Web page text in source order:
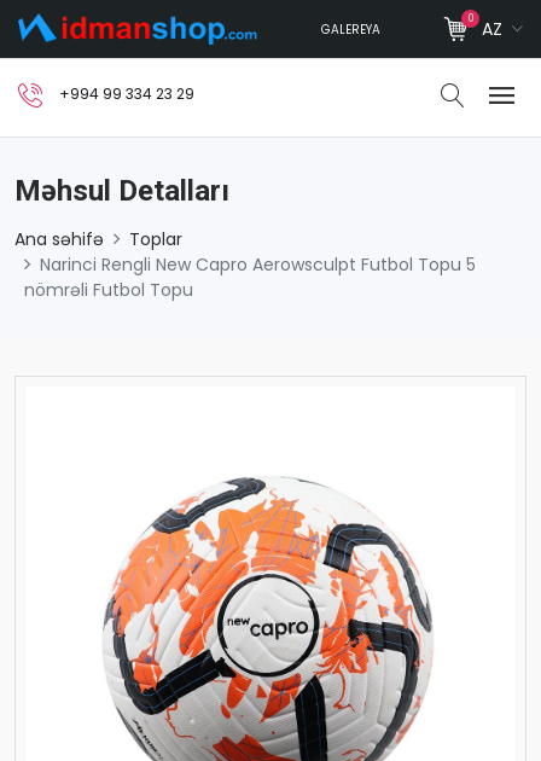
GALEREYA
0 AZ
+994 99 334 23 29
Məhsul Detalları
Ana səhifə
Toplar
Narinci Rengli New Capro Aerowsculpt Futbol Topu 5
nömrəli Futbol Topu